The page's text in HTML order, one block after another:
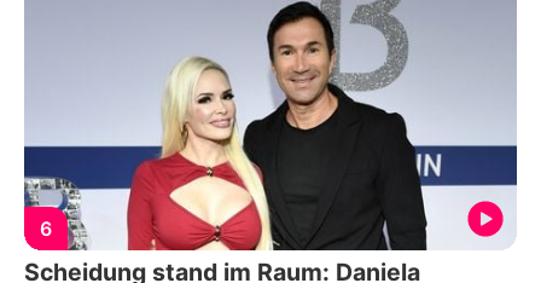
6
Scheidung stand im Raum: Daniela